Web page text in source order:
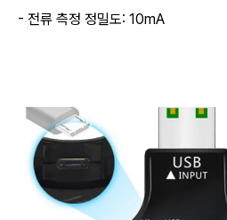
- 전류 측정 정밀도: 10mA